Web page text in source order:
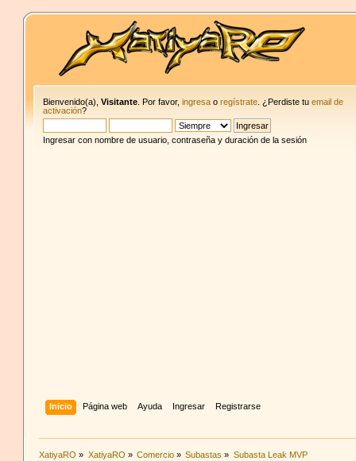
Bienvenido(a),Visitante . Por favor,ingresa oregístrate . ¿Perdiste tuemail de
activación?
Ingresar con nombre de usuario, contraseña y duración de la sesión
Inicio Página web Ayuda Ingresar Registrarse
XatiyaRO » XatiyaRO » Comercio » Subastas » Subasta Leak MVP